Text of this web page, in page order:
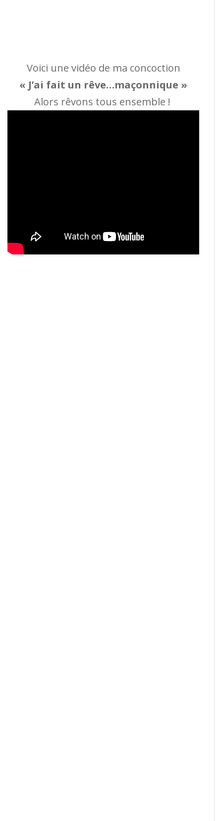
Voici une vidéo de ma concoction
« J’ai fait un rêve…maçonnique »
Alors rêvons tous ensemble !